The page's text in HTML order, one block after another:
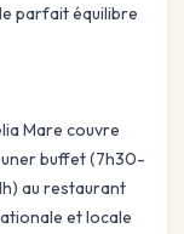
parfait équilibre
Mare couvre
buffet (7h30-
au restaurant
et locale